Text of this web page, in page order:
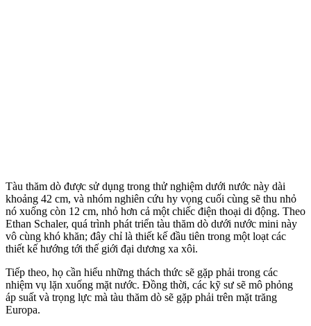
Tàu thăm dò được sử dụng trong thử nghiệm dưới nước này dài
khoảng 42 cm, và nhóm nghiên cứu hy vọng cuối cùng sẽ thu nhỏ
nó xuống còn 12 cm, nhỏ hơn cả một chiếc điện thoại di động. Theo
Ethan Schaler, quá trình phát triển tàu thăm dò dưới nước mini này
vô cùng khó khăn; đây chỉ là thiết kế đầu tiên trong một loạt các
thiết kế hướng tới thế giới đại dương xa xôi.
Tiếp theo, họ cần hiểu những thách thức sẽ gặp phải trong các
nhiệm vụ lặn xuống mặt nước. Đồng thời, các kỹ sư sẽ mô phỏng
áp suất và trọng lực mà tàu thăm dò sẽ gặp phải trên mặt trăng
Europa.